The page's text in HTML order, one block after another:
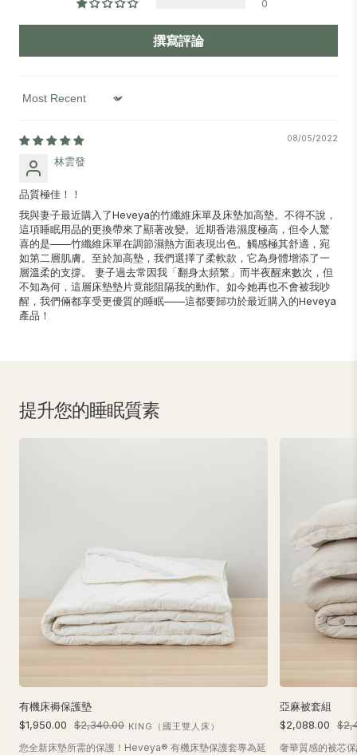
0
撰寫評論
Sort by
08/05/2022
林雲發
品質極佳！！
我與妻子最近購入了Heveya的竹纖維床單及床墊加高墊。不得不說，
這項睡眠用品的更換帶來了顯著改變。近期香港濕度極高，但令人驚
喜的是——竹纖維床單在調節濕熱方面表現出色。觸感極其舒適，宛
如第二層肌膚。至於加高墊，我們選擇了柔軟款，它為身體增添了一
層溫柔的支撐。 妻子過去常因我「翻身太頻繁」而半夜醒來數次，但
不知為何，這層床墊墊片竟能阻隔我的動作。如今她再也不會被我吵
醒，我們倆都享受更優質的睡眠——這都要歸功於最近購入的Heveya
產品！
提升您的睡眠質素
有機床褥保護墊
$1,950.00
$2,340.00 KING（國王雙人床）
您全新床墊所需的保護！Heveya® 有機床墊保護套專為延
亞麻被套組
$2,088.00
奢華質感的被芯